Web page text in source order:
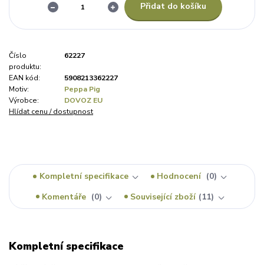
Přidat do košíku
Číslo
produktu:
62227
EAN kód:
5908213362227
Motiv:
Peppa Pig
Výrobce:
DOVOZ EU
Hlídat cenu / dostupnost
Kompletní specifikace Hodnocení
0
Komentáře
0 Související zboží 11
Kompletní specifikace